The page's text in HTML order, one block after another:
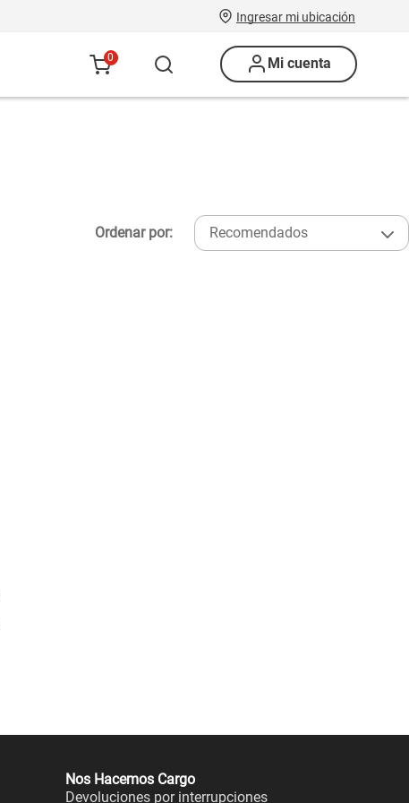
Ingresar mi ubicación
0 Mi cuenta
Ordenar por: Recomendados
Nos Hacemos Cargo
Devoluciones por interrupciones